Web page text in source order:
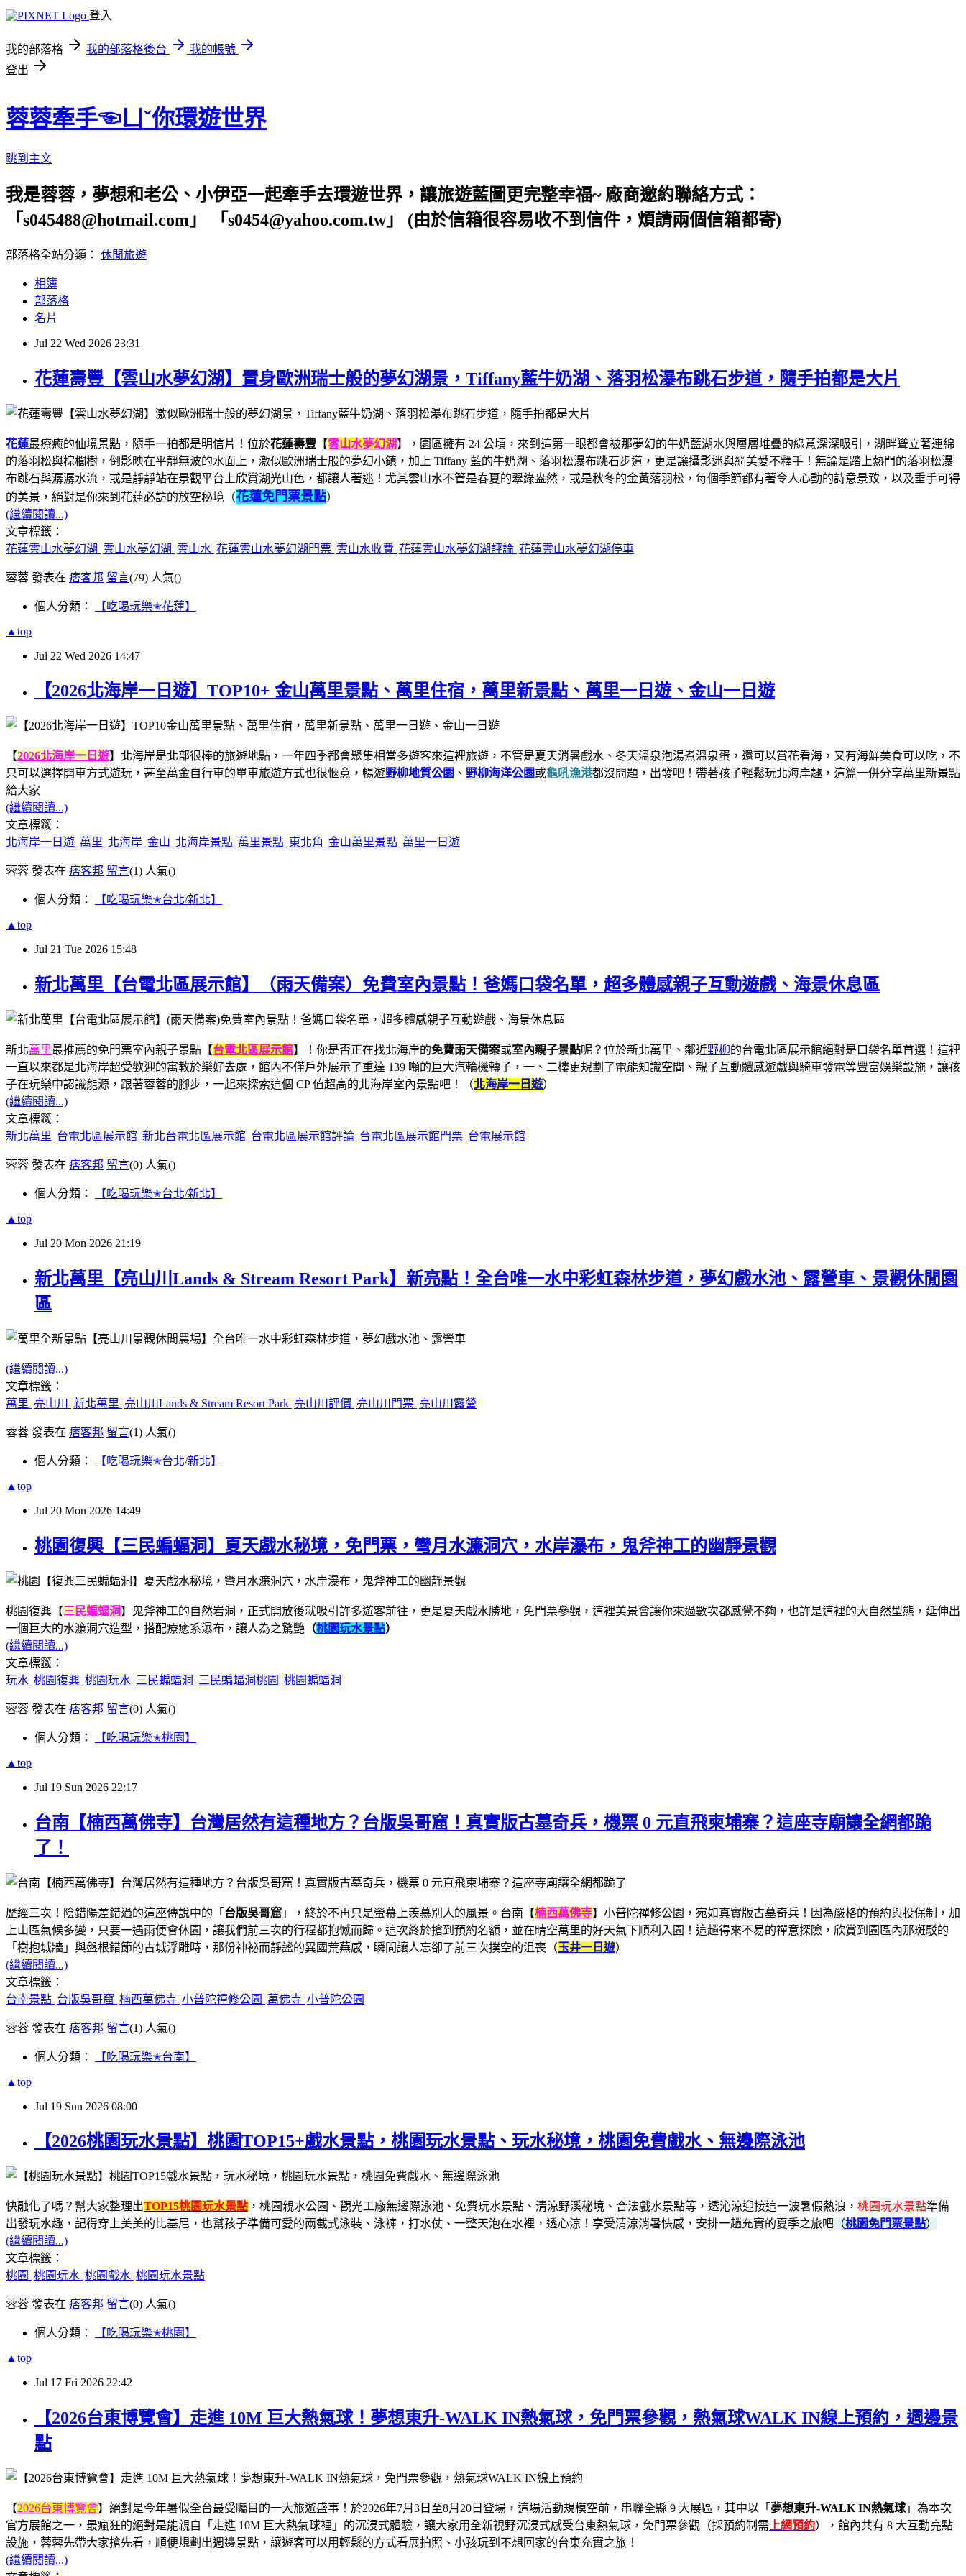
登入
我的部落格 我的部落格後台
我的帳號
登出
蓉蓉牽手☜ㄩˇ你環遊世界
跳到主文
我是蓉蓉，夢想和老公、小伊亞一起牽手去環遊世界，讓旅遊藍圖更完整幸福~ 廠商邀約聯絡方式：
「s045488@hotmail.com」 「s0454@yahoo.com.tw」 (由於信箱很容易收不到信件，煩請兩個信箱都寄)
部落格全站分類： 休閒旅遊
相簿
部落格
名片
Jul 22 Wed 2026 23:31
花蓮壽豐【雲山水夢幻湖】置身歐洲瑞士般的夢幻湖景，Tiffany藍牛奶湖、落羽松瀑布跳石步道，隨手拍都是大片
花蓮最療癒的仙境景點，隨手一拍都是明信片！位於花蓮壽豐 【雲山水夢幻湖】，園區擁有 24 公頃，來到這第一眼都會被那夢幻的牛奶藍湖水與層層堆疊的綠意深深吸引，湖畔聳立著連綿
的落羽松與棕櫚樹，倒影映在平靜無波的水面上，激似歐洲瑞士般的夢幻小鎮，加上 Tiffany 藍的牛奶湖、落羽松瀑布跳石步道，更是讓攝影迷與網美愛不釋手！無論是踏上熱門的落羽松瀑
布跳石與潺潺水流，或是靜靜站在景觀平台上欣賞湖光山色，都讓人著迷！尤其雲山水不管是春夏的翠綠盎然，或是秋冬的金黃落羽松，每個季節都有著令人心動的詩意景致，以及垂手可得
的美景，絕對是你來到花蓮必訪的放空秘境（花蓮免門票景點）
(繼續閱讀...)
文章標籤：
花蓮雲山水夢幻湖 雲山水夢幻湖 雲山水 花蓮雲山水夢幻湖門票 雲山水收費 花蓮雲山水夢幻湖評論 花蓮雲山水夢幻湖停車
蓉蓉 發表在 痞客邦 留言(79) 人氣()
個人分類： 【吃喝玩樂✭花蓮】
▲top
Jul 22 Wed 2026 14:47
【2026北海岸一日遊】TOP10+ 金山萬里景點、萬里住宿，萬里新景點、萬里一日遊、金山一日遊
【2026北海岸一日遊】北海岸是北部很棒的旅遊地點，一年四季都會聚集相當多遊客來這裡旅遊，不管是夏天消暑戲水、冬天溫泉泡湯煮溫泉蛋，還可以賞花看海，又有海鮮美食可以吃，不
只可以選擇開車方式遊玩，甚至萬金自行車的單車旅遊方式也很愜意，暢遊野柳地質公園 、 野柳海洋公園或龜吼漁港都沒問題，出發吧！帶著孩子輕鬆玩北海岸趣，這篇一併分享萬里新景點
給大家
(繼續閱讀...)
文章標籤：
北海岸一日遊 萬里 北海岸 金山 北海岸景點 萬里景點 東北角 金山萬里景點 萬里一日遊
蓉蓉 發表在 痞客邦 留言(1) 人氣()
個人分類： 【吃喝玩樂✭台北/新北】
▲top
Jul 21 Tue 2026 15:48
新北萬里【台電北區展示館】（雨天備案）免費室內景點！爸媽口袋名單，超多體感親子互動遊戲、海景休息區
新北萬里最推薦的免門票室內親子景點【台電北區展示館】！你是否正在找北海岸的免費雨天備案或室內親子景點呢？位於新北萬里、鄰近野柳的台電北區展示館絕對是口袋名單首選！這裡
一直以來都是北海岸超受歡迎的寓教於樂好去處，館內不僅戶外展示了重達 139 噸的巨大汽輪機轉子，一、二樓更規劃了電能知識空間、親子互動體感遊戲與騎車發電等豐富娛樂設施，讓孩
子在玩樂中認識能源，跟著蓉蓉的腳步，一起來探索這個 CP 值超高的北海岸室內景點吧！（北海岸一日遊）
(繼續閱讀...)
文章標籤：
新北萬里 台電北區展示館 新北台電北區展示館 台電北區展示館評論 台電北區展示館門票 台電展示館
蓉蓉 發表在 痞客邦 留言(0) 人氣()
個人分類： 【吃喝玩樂✭台北/新北】
▲top
Jul 20 Mon 2026 21:19
新北萬里【亮山川Lands & Stream Resort Park】新亮點！全台唯一水中彩虹森林步道，夢幻戲水池、露營車、景觀休閒園
區
(繼續閱讀...)
文章標籤：
萬里 亮山川 新北萬里 亮山川Lands & Stream Resort Park 亮山川評價 亮山川門票 亮山川露營
蓉蓉 發表在 痞客邦 留言(1) 人氣()
個人分類： 【吃喝玩樂✭台北/新北】
▲top
Jul 20 Mon 2026 14:49
桃園復興【三民蝙蝠洞】夏天戲水秘境，免門票，彎月水濂洞穴，水岸瀑布，鬼斧神工的幽靜景觀
桃園復興【三民蝙蝠洞】鬼斧神工的自然岩洞，正式開放後就吸引許多遊客前往，更是夏天戲水勝地，免門票參觀， 這裡美景會讓你來過數次都感覺不夠， 也許是這裡的大自然型態，延伸出
一個巨大的水濂洞穴造型，搭配療癒系瀑布，讓人為之驚艷 （桃園玩水景點）
(繼續閱讀...)
文章標籤：
玩水 桃園復興 桃園玩水 三民蝙蝠洞 三民蝙蝠洞桃園 桃園蝙蝠洞
蓉蓉 發表在 痞客邦 留言(0) 人氣()
個人分類： 【吃喝玩樂✭桃園】
▲top
Jul 19 Sun 2026 22:17
台南【楠西萬佛寺】台灣居然有這種地方？台版吳哥窟！真實版古墓奇兵，機票 0 元直飛柬埔寨？這座寺廟讓全網都跪
了！
歷經三次！陰錯陽差錯過的這座傳說中的「 台版吳哥窟 」，終於不再只是螢幕上羨慕別人的風景。台南【楠西萬佛寺】小普陀禪修公園，宛如真實版古墓奇兵！因為嚴格的預約與投保制，加
上山區氣候多變，只要一遇雨便會休園，讓我們前三次的行程都抱憾而歸。這次終於搶到預約名額，並在晴空萬里的好天氣下順利入園！這趟得來不易的禪意探險，欣賞到園區內那斑駁的
「樹抱城牆」與盤根錯節的古城浮雕時，那份神祕而靜謐的異國荒蕪感，瞬間讓人忘卻了前三次撲空的沮喪（玉井一日遊）
(繼續閱讀...)
文章標籤：
台南景點 台版吳哥窟 楠西萬佛寺 小普陀禪修公園 萬佛寺 小普陀公園
蓉蓉 發表在 痞客邦 留言(1) 人氣()
個人分類： 【吃喝玩樂✭台南】
▲top
Jul 19 Sun 2026 08:00
【2026桃園玩水景點】桃園TOP15+戲水景點，桃園玩水景點、玩水秘境，桃園免費戲水、無邊際泳池
快融化了嗎？ 幫大家整理出TOP15桃園玩水景點 ， 桃園親水公園、觀光工廠無邊際泳池、免費玩水景點、清涼野溪秘境、合法戲水景點等， 透沁涼迎接這一波暑假熱浪， 桃園玩水景點準備
出發玩水趣， 記得穿上美美的比基尼， 也幫孩子準備可愛的兩截式泳裝、泳褲， 打水仗、一整天泡在水裡，透心涼！享受清涼消暑快感，安排一趟充實的夏季之旅吧 （桃園免門票景點）
(繼續閱讀...)
文章標籤：
桃園 桃園玩水 桃園戲水 桃園玩水景點
蓉蓉 發表在 痞客邦 留言(0) 人氣()
個人分類： 【吃喝玩樂✭桃園】
▲top
Jul 17 Fri 2026 22:42
【2026台東博覽會】走進 10M 巨大熱氣球！夢想東升-WALK IN熱氣球，免門票參觀，熱氣球WALK IN線上預約，週邊景
點
【2026台東博覽會】絕對是今年暑假全台最受矚目的一大旅遊盛事！於2026年7月3日至8月20日登場，這場活動規模空前，串聯全縣 9 大展區，其中以「 夢想東升-WALK IN熱氣球 」為本次
官方展館之一，最瘋狂的絕對是能親自「走進 10M 巨大熱氣球裡」的沉浸式體驗，讓大家用全新視野沉浸式感受台東熱氣球，免門票參觀（採預約制需 上網預約），館內共有 8 大互動亮點
設施，蓉蓉先帶大家搶先看，順便規劃出週邊景點，讓遊客可以用輕鬆的方式看展拍照、小孩玩到不想回家的台東充實之旅！
(繼續閱讀...)